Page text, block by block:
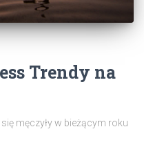
Trendy na
męczyły w bieżącym roku